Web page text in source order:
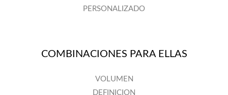
PERSONALIZADO
COMBINACIONES PARA ELLAS
VOLUMEN
DEFINICION